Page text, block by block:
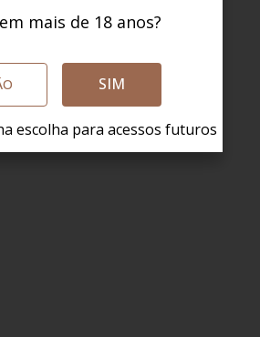
mais de 18 anos?
SIM
escolha para acessos futuros